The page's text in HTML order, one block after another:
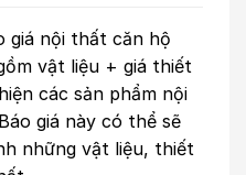
giá nội thất căn hộ
vật liệu + giá thiết
các sản phẩm nội
giá này có thể sẽ
những vật liệu, thiết